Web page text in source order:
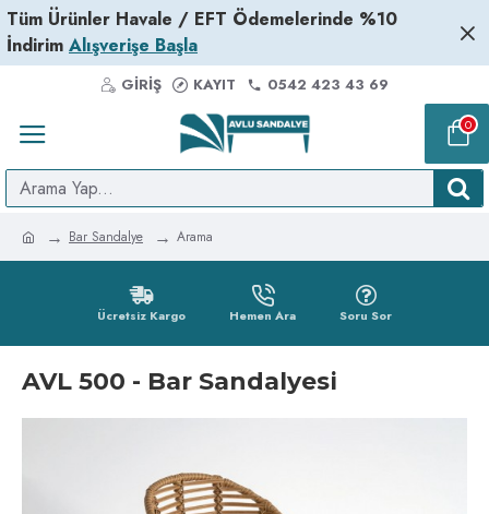
Tüm Ürünler Havale / EFT Ödemelerinde %10
İndirim Alışverişe Başla
GIRIŞ KAYIT 0542 423 43 69
0
Bar Sandalye Arama
Ücretsiz Kargo Hemen Ara Soru Sor
AVL 500 - Bar Sandalyesi